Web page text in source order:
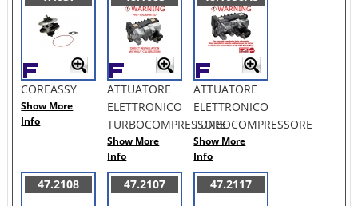
COREASSY
Show More
Info
ATTUATORE
ELETTRONICO
TURBOCOMPRESSORE
Show More
Info
ATTUATORE
ELETTRONICO
TURBOCOMPRESSORE
Show More
Info
47.2108 47.2107 47.2117